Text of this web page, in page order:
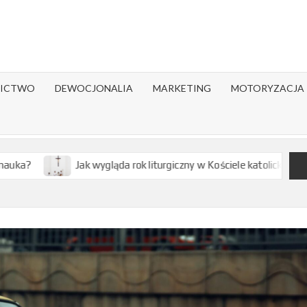
DEWOCJONALIA MARKETING MOTORYZACJA
Jak wygląda rok liturgiczny w Kościele katolickim? Jak